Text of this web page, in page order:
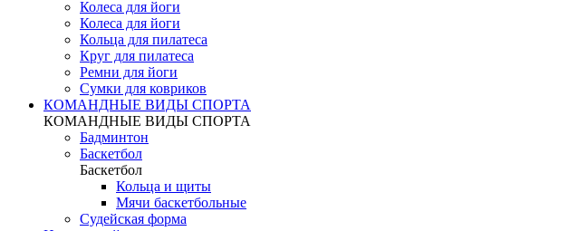
Колеса для йоги
Колеса для йоги
Кольца для пилатеса
Круг для пилатеса
Ремни для йоги
Сумки для ковриков
КОМАНДНЫЕ ВИДЫ СПОРТА
КОМАНДНЫЕ ВИДЫ СПОРТА
Бадминтон
Баскетбол
Баскетбол
Кольца и щиты
Мячи баскетбольные
Судейская форма